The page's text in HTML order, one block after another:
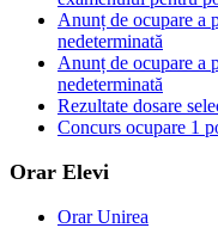
Anunț de ocupare a
nedeterminată
Anunț de ocupare a
nedeterminată
Rezultate dosare
Concurs ocupare 1
Orar Elevi
Orar Unirea